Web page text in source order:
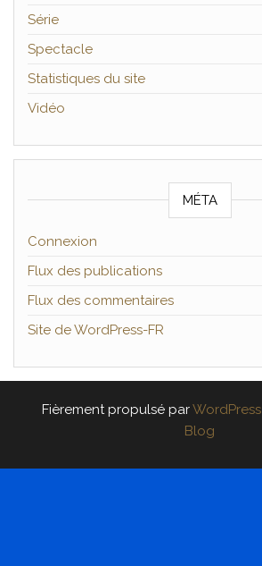
Série
Spectacle
Statistiques du site
Vidéo
MÉTA
Connexion
Flux des publications
Flux des commentaires
Site de WordPress-FR
Fièrement propulsé parWordPress
Blog